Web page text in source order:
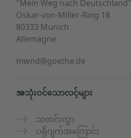
"Mein Weg nach Deutschland"
Oskar-von-Miller-Ring 18
80333 Munich
Allemagne
mwnd@goethe.de
အသုံးဝင်သောလင့်များ
သတင်းလွှာ
ပရိုဂျက်အကြောင်း